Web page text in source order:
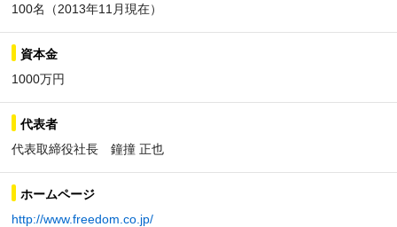
100名（2013年11月現在）
資本金
1000万円
代表者
代表取締役社長 鐘撞 正也
ホームページ
http://www.freedom.co.jp/